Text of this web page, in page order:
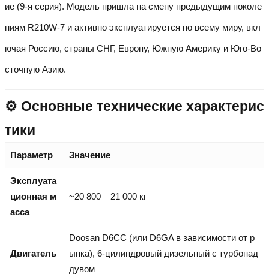
ие (9-я серия). Модель пришла на смену предыдущим поколе
ниям R210W-7 и активно эксплуатируется по всему миру, вкл
ючая Россию, страны СНГ, Европу, Южную Америку и Юго-Во
сточную Азию.
⚙️ Основные технические характерис
тики
Параметр Значение
Эксплуата
ционная м
асса
~20 800 – 21 000 кг
Двигатель
Doosan D6CC (или D6GA в зависимости от р
ынка), 6-цилиндровый дизельный с турбонад
дувом